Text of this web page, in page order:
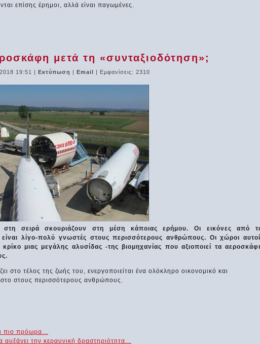
επίσης έρημοι, αλλά είναι παγωμένες.
μετά τη «συνταξιοδότηση»;
19:51 | Εκτύπωση | Email | Εμφανίσεις: 2310
σειρά σκουριάζουν στη μέση κάποιας ερήμου. Οι εικόνες από
λίγο-πολύ γνωστές στους περισσότερους ανθρώπους. Οι χώροι
μιας μεγάλης αλυσίδας -της βιομηχανίας που αξιοποιεί τα
στο τέλος της ζωής του, ενεργοποιείται ένα ολόκληρο οικονομικό και
στους περισσότερους ανθρώπους.
πιο πρόωρα...
την κεραυνική δραστηριότητα...